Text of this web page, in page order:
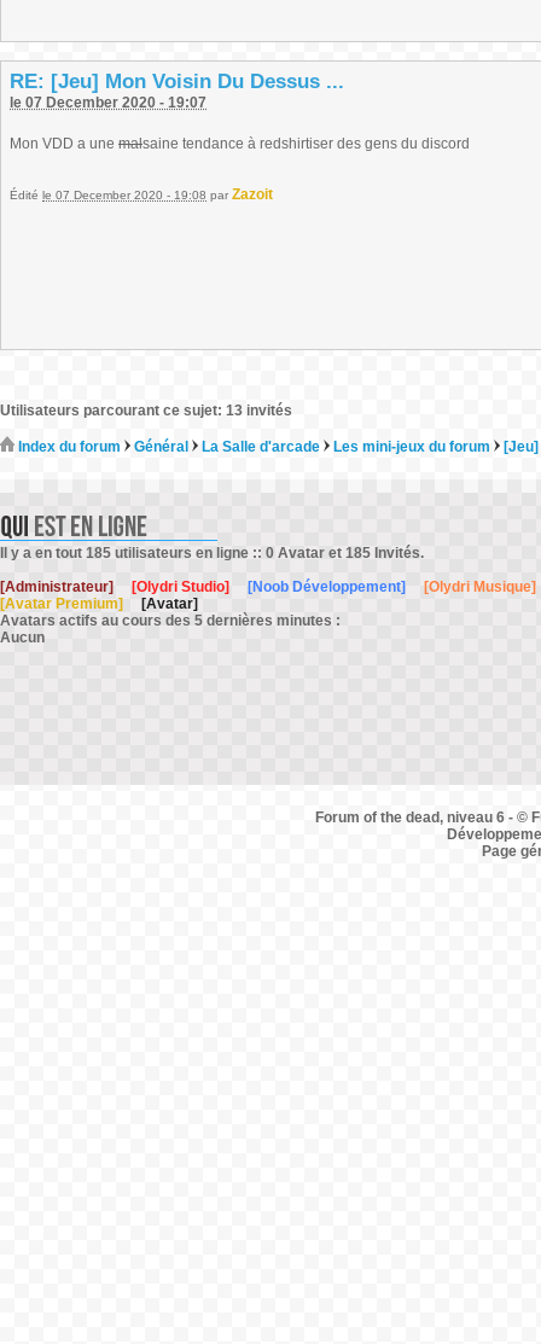
RE: [Jeu] Mon Voisin Du Dessus ...
le 07 December 2020 - 19:07
Mon VDD a une malsaine tendance à redshirtiser des gens du discord
Édité le 07 December 2020 - 19:08 par Zazoit
Utilisateurs parcourant ce sujet: 13 invités
Index du forum Général La Salle d'arcade Les mini-jeux du forum
Il y a en tout 185 utilisateurs en ligne :: 0 Avatar et 185 Invités.
[Administrateur]
[Olydri Studio] [Noob Développement]
[Olydri Musique]
[Avatar Premium]
[Avatar]
Avatars actifs au cours des 5 dernières minutes :
Aucun
Forum of the dead, niveau 6 - ©
Page